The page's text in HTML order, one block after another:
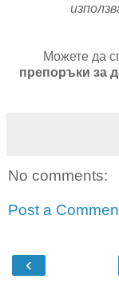
Можете да
препоръки за
No comments:
Post a
‹